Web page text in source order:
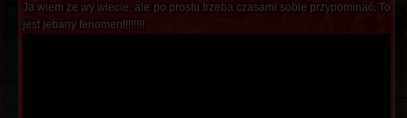
Ja wiem że wy wiecie, ale po prostu trzeba czasami sobie przypominać. To
jest jebany fenomen!!!!!!!!